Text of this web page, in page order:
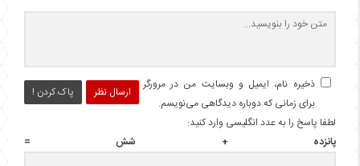
ارسال نظر پاک کردن !
ذخیره نام، ایمیل و وبسایت من در مرورگر
برای زمانی که دوباره دیدگاهی می‌نویسم.
لطفا پاسخ را به عدد انگلیسی وارد کنید:
پانزده + شش =